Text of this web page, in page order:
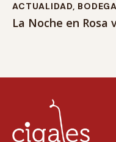
ACTUALIDAD,
La Noche en